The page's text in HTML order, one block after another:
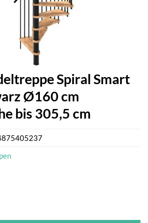
Spiral Smart
Ø160 cm
bis 305,5 cm